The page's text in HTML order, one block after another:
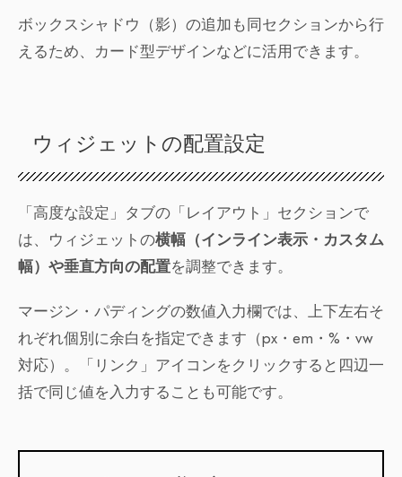
ボックスシャドウ（影）の追加も同セクションから行
えるため、カード型デザインなどに活用できます。
ウィジェットの配置設定
「高度な設定」タブの「レイアウト」セクションで
は、ウィジェットの横幅（インライン表示・カスタム
幅）や垂直方向の配置を調整できます。
マージン・パディングの数値入力欄では、上下左右そ
れぞれ個別に余白を指定できます（px・em・%・vw
対応）。「リンク」アイコンをクリックすると四辺一
括で同じ値を入力することも可能です。